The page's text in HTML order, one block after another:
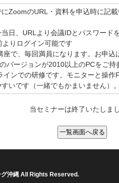
ZoomのURL・資料を申込時に記
当日、URLより会議IDとパスワード
りログイン可能です
で、毎回満員になります。お申込
バージョンが2010以上のPCをご持
ンでの研修です。モニターと操作
いです（一緒でもかまいません）
当セミナーは終了いたしま
沖縄 All Rights Reserved.